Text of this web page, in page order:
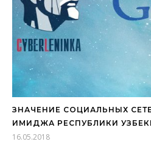
ЗНАЧЕНИЕ СОЦИАЛЬНЫХ
ИМИДЖА РЕСПУБЛИКИ
16.05.2018